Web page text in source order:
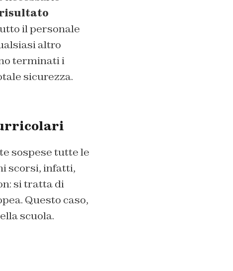
il personale
altro
terminati i
sicurezza.
sospese tutte le
scorsi, infatti,
si tratta di
Questo caso,
scuola.